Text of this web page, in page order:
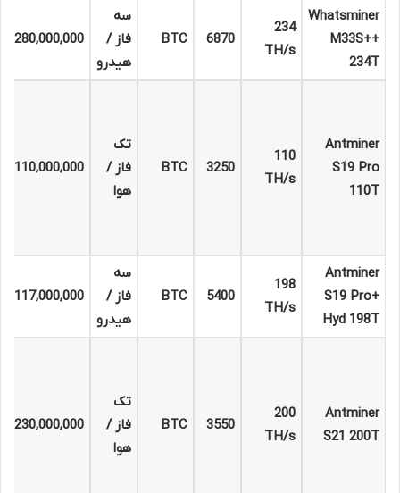
Whatsminer
M33S++
234T
234
TH/s
6870
BTC
سه
فاز /
هیدرو
280,000,000
Antminer
S19 Pro
110T
110
TH/s
3250
BTC
تک
فاز /
هوا
110,000,000
Antminer
S19 Pro+
Hyd 198T
198
TH/s
5400
BTC
سه
فاز /
هیدرو
117,000,000
Antminer
S21 200T
200
TH/s
3550
BTC
تک
فاز /
هوا
230,000,000